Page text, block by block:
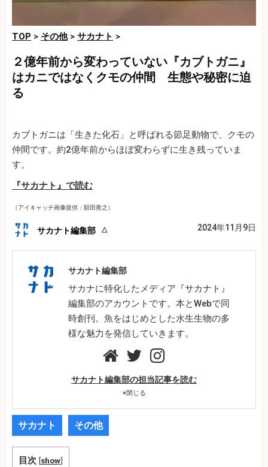
TOP > その他> サカナト >
２億年前から変わっていない『カブトガニ』
はカニではなくクモの仲間 生態や秘密に迫
る
カブトガニは「生きた化石」と呼ばれる節足動物で、クモの
仲間です。約2億年前からほぼ変わらずに生き残っていま
す。
『サカナト』で読む
（アイキャッチ画像提供：額田善之）
サカナト編集部 2024年11月9日
サカナト編集部
サカナに特化したメディア『サカナト』
編集部のアカウントです。本とWebで同
時創刊。魚をはじめとした水生生物の多
様な魅力を発信していきます。
サカナト編集部の担当記事を読む
×閉じる
サカナト その他
目次 [show]